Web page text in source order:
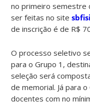
no primeiro semestre
ser feitas no site
de inscrição é de R$
O processo seletivo
para o Grupo 1,
seleção será
de memorial. Já para
docentes com no